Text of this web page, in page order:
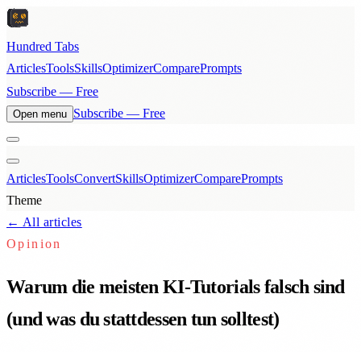
Hundred Tabs
ArticlesToolsSkillsOptimizerComparePrompts
Subscribe — Free
Open menu Subscribe — Free
ArticlesToolsConvertSkillsOptimizerComparePrompts
Theme
← All articles
Opinion
Warum die meisten KI-Tutorials falsch sind
(und was du stattdessen tun solltest)